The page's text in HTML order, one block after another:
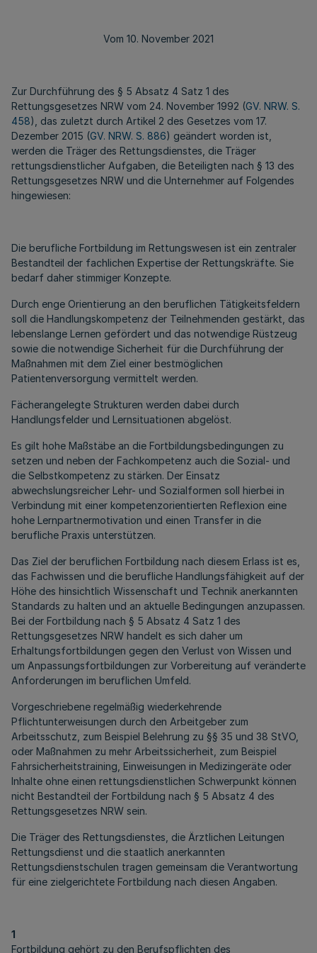
Vom 10. November 2021
Zur Durchführung des § 5 Absatz 4 Satz 1 des
Rettungsgesetzes NRW vom 24. November 1992 (GV. NRW. S.
458), das zuletzt durch Artikel 2 des Gesetzes vom 17.
Dezember 2015 (GV. NRW. S. 886) geändert worden ist,
werden die Träger des Rettungsdienstes, die Träger
rettungsdienstlicher Aufgaben, die Beteiligten nach § 13 des
Rettungsgesetzes NRW und die Unternehmer auf Folgendes
hingewiesen:
Die berufliche Fortbildung im Rettungswesen ist ein zentraler
Bestandteil der fachlichen Expertise der Rettungskräfte. Sie
bedarf daher stimmiger Konzepte.
Durch enge Orientierung an den beruflichen Tätigkeitsfeldern
soll die Handlungskompetenz der Teilnehmenden gestärkt, das
lebenslange Lernen gefördert und das notwendige Rüstzeug
sowie die notwendige Sicherheit für die Durchführung der
Maßnahmen mit dem Ziel einer bestmöglichen
Patientenversorgung vermittelt werden.
Fächerangelegte Strukturen werden dabei durch
Handlungsfelder und Lernsituationen abgelöst.
Es gilt hohe Maßstäbe an die Fortbildungsbedingungen zu
setzen und neben der Fachkompetenz auch die Sozial- und
die Selbstkompetenz zu stärken. Der Einsatz
abwechslungsreicher Lehr- und Sozialformen soll hierbei in
Verbindung mit einer kompetenzorientierten Reflexion eine
hohe Lernpartnermotivation und einen Transfer in die
berufliche Praxis unterstützen.
Das Ziel der beruflichen Fortbildung nach diesem Erlass ist es,
das Fachwissen und die berufliche Handlungsfähigkeit auf der
Höhe des hinsichtlich Wissenschaft und Technik anerkannten
Standards zu halten und an aktuelle Bedingungen anzupassen.
Bei der Fortbildung nach § 5 Absatz 4 Satz 1 des
Rettungsgesetzes NRW handelt es sich daher um
Erhaltungsfortbildungen gegen den Verlust von Wissen und
um Anpassungsfortbildungen zur Vorbereitung auf veränderte
Anforderungen im beruflichen Umfeld.
Vorgeschriebene regelmäßig wiederkehrende
Pflichtunterweisungen durch den Arbeitgeber zum
Arbeitsschutz, zum Beispiel Belehrung zu §§ 35 und 38 StVO,
oder Maßnahmen zu mehr Arbeitssicherheit, zum Beispiel
Fahrsicherheitstraining, Einweisungen in Medizingeräte oder
Inhalte ohne einen rettungsdienstlichen Schwerpunkt können
nicht Bestandteil der Fortbildung nach § 5 Absatz 4 des
Rettungsgesetzes NRW sein.
Die Träger des Rettungsdienstes, die Ärztlichen Leitungen
Rettungsdienst und die staatlich anerkannten
Rettungsdienstschulen tragen gemeinsam die Verantwortung
für eine zielgerichtete Fortbildung nach diesen Angaben.
1
Fortbildung gehört zu den Berufspflichten des